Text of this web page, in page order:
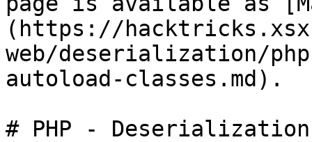
(https://
web/deserialization/
autoload-classes.md).
# PHP -